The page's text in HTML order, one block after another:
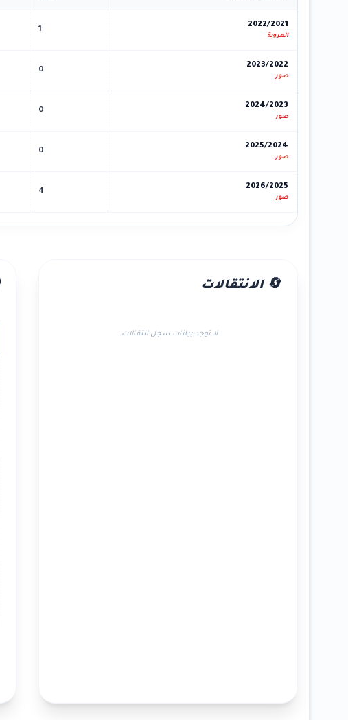
2022/2021
العروبة
1
2023/2022
صور
0
2024/2023
صور
0
2025/2024
صور
0
2026/2025
صور
4
🔄 الانتقالات
لا توجد بيانات سجل انتقالات.